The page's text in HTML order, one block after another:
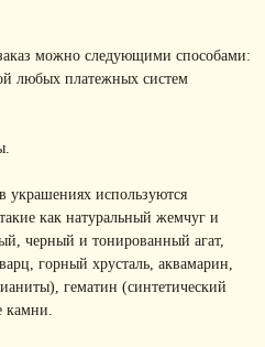
можно следующими способами:
любых платежных систем
украшениях используются
как натуральный жемчуг и
черный и тонированный агат,
горный хрусталь, аквамарин,
гематин (синтетический
камни.